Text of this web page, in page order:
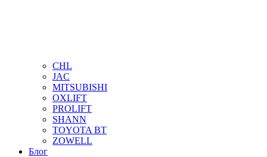
CHL
JAC
MITSUBISHI
OXLIFT
PROLIFT
SHANN
TOYOTA BT
ZOWELL
Блог